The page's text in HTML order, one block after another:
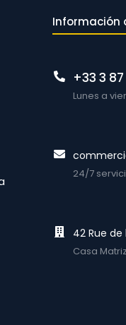
Información
+33 3
Lunes a
24/7
42 Rue
Casa Matriz